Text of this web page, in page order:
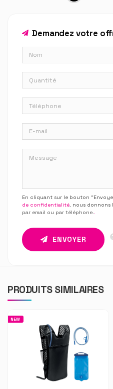
Demandez votre
En cliquant sur le bouton
de confidentialité, nous donnons
par email ou par téléphone..
ENVOYER
PRODUITS SIMILAIRES
NEW